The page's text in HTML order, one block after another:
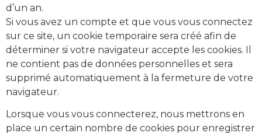
d’un an.
Si vous avez un compte et que vous vous connectez
sur ce site, un cookie temporaire sera créé afin de
déterminer si votre navigateur accepte les cookies. Il
ne contient pas de données personnelles et sera
supprimé automatiquement à la fermeture de votre
navigateur.
Lorsque vous vous connecterez, nous mettrons en
place un certain nombre de cookies pour enregistrer